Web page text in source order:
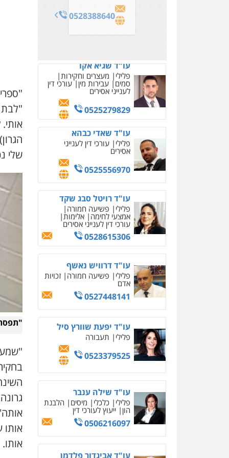
0528388640
0549722872
עו"ד דרוויש נאשף
פלילי פשיעה חמורה
עו"ד יפעת שוורץ סיל
פלילי תעבורה
עו"ד שילה ענבר
פלילי כלכלי מיסים
הון ייעוץ לעורכי דין
0506216097
עו"ד אביגדור פלדמן
פלילי אסירים צווארון לבן
זכויות אדם אזרחי
0505345826
עו"ד אתנה אדרי
פשיעה חמורה כלכלי
פלילי מעצרים וחקירות
עורכי דין לענייני אסירים
0502181995
עו"ד אייל אוחיון
פלילי עורכי דין לענייני
מעצרים וחקירות
0523602602
עו"ד עינב יתח
פלילי פשיעה חמורה עורכי
דין לענייני אסירים צבאי
0546364651
עו"ד עמית שלף
"לבת
שלי
אותו